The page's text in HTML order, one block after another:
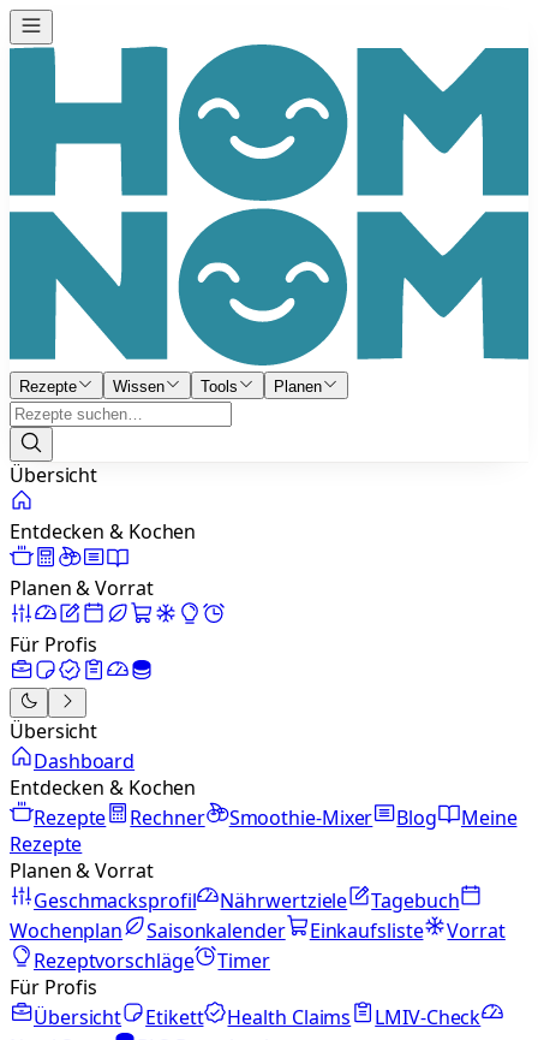
Rezepte Wissen Tools Planen
Übersicht
Entdecken & Kochen
Planen & Vorrat
Für Profis
Übersicht
Dashboard
Entdecken & Kochen
Rezepte
Rechner Smoothie-Mixer Blog
Meine
Rezepte
Planen & Vorrat
Geschmacksprofil
Nährwertziele
Tagebuch
Wochenplan
Saisonkalender Einkaufsliste
Vorrat
Rezeptvorschläge
Timer
Für Profis
Übersicht
Etikett Health Claims
LMIV-Check